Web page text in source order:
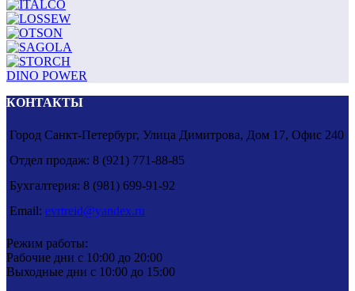
DINO POWER
КОНТАКТЫ
Город Санкт-Петербург, Улица Димитрова, Дом 17, Офис 240
Отдел продаж: 8 (921) 771-88-85
Бухгалтерия: 8 (981) 699-91-92
Email: evrtreid@yandex.ru
Режим работы:
Рабочие дни с 10:00 до 20:00
Выходные дни с 10:00 до 15:00